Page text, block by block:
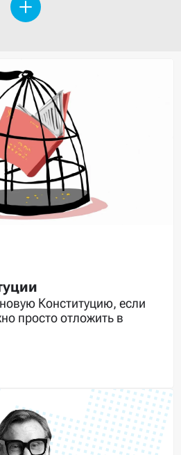
Конституцию, если
просто отложить в